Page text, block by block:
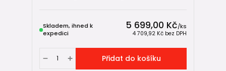
5 699,00 Kč/ks
4 709,92 Kč bez DPH
Skladem, ihned k
expedici
Přidat do košíku